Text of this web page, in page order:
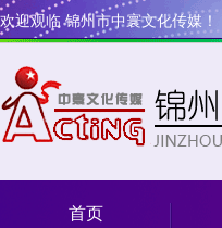
欢迎观临 锦州市中寰文化传媒！
首页